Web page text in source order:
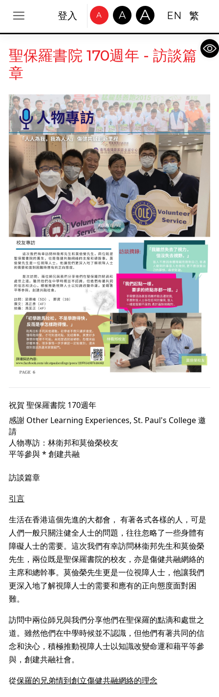
登入 A A A EN 繁
聖保羅書院 170週年 - 訪談篇
章
祝賀 聖保羅書院 170週年
感謝 Other Learning Experiences, St. Paul's College 邀
請
人物專訪：林衛邦和莫儉榮校友
平等參與 * 創建共融
訪談篇章
引言
生活在香港這個先進的大都會，
有著各式各樣的人，可是
人們一般只關注健全人士的問題，往往忽略了一些身體有
障礙人士的需要。這次我們有幸訪問林衞邦先生和莫儉榮
先生，兩位既是聖保羅書院的校友，亦是傷健共融網絡的
主席和總幹事。莫儉榮先生更是一位視障人士，他讓我們
更深入地了解視障人士的需要和應有的正向態度面對困
難。
訪問中兩位師兄與我們分享他們在聖保羅的點滴和處世之
道。雖然他們在中學時候並不認識，但他們有著共同的信
念和決心，積極推動視障人士以知識改變命運和藉平等參
與，創建共融社會。
從保羅的兄弟情到創立傷健共融網絡的理念